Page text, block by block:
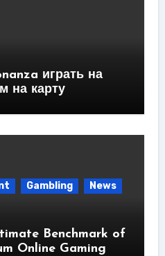
играть на
на карту
Gambling
News
Benchmark of
Online Gaming